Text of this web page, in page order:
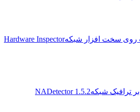
افزار شبکه Hardware Inspector
شبکهNADetector 1.5.2